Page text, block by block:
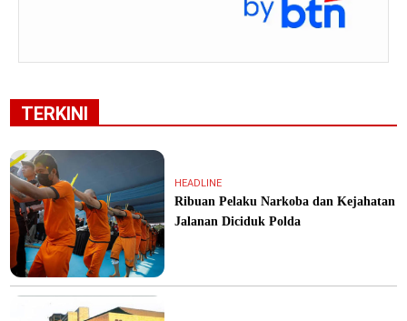
TERKINI
HEADLINE
Ribuan Pelaku Narkoba dan Kejahatan
Jalanan Diciduk Polda